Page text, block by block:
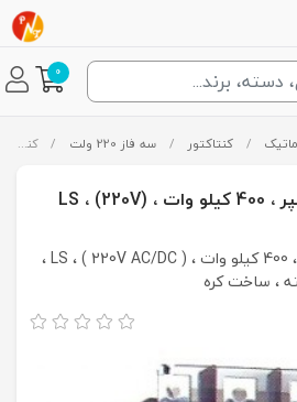
0
/ کنتاکتور / سه فاز 220 ولت / کنتاکتور متاسل 800 آمپر ، 400 کیلو وات ، (LS ، (220V AC/DC
کنتاکتور متاسل 800 آمپر ، 400 کیلو وات ، (LS ، (220V
کنتاکتور متاسل 800 آمپر ، 400 کیلو وات ، ( LS ، ( 220V AC/DC ،
، ساخت کره